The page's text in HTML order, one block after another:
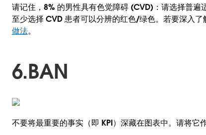
请记住，8% 的男性具有色觉障碍 (CVD)：请选择普
至少选择 CVD 患者可以分辨的红色/绿色。若要深入
做法。
6.BAN
不要将最重要的事实（即 KPI）深藏在图表中。请将它